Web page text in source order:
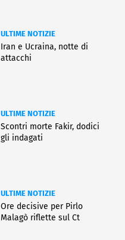
ULTIME NOTIZIE
Iran e Ucraina, notte di
attacchi
ULTIME NOTIZIE
Scontri morte Fakir, dodici
gli indagati
ULTIME NOTIZIE
Ore decisive per Pirlo
Malagò riflette sul Ct